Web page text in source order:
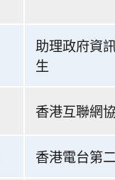
助理政府資
生
香港互聯網
香港電台第